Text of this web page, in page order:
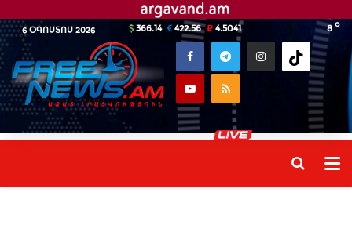
6 ՕԳՈՍՏՈՍ 2026 8 o
366.14 422.56 4.5041